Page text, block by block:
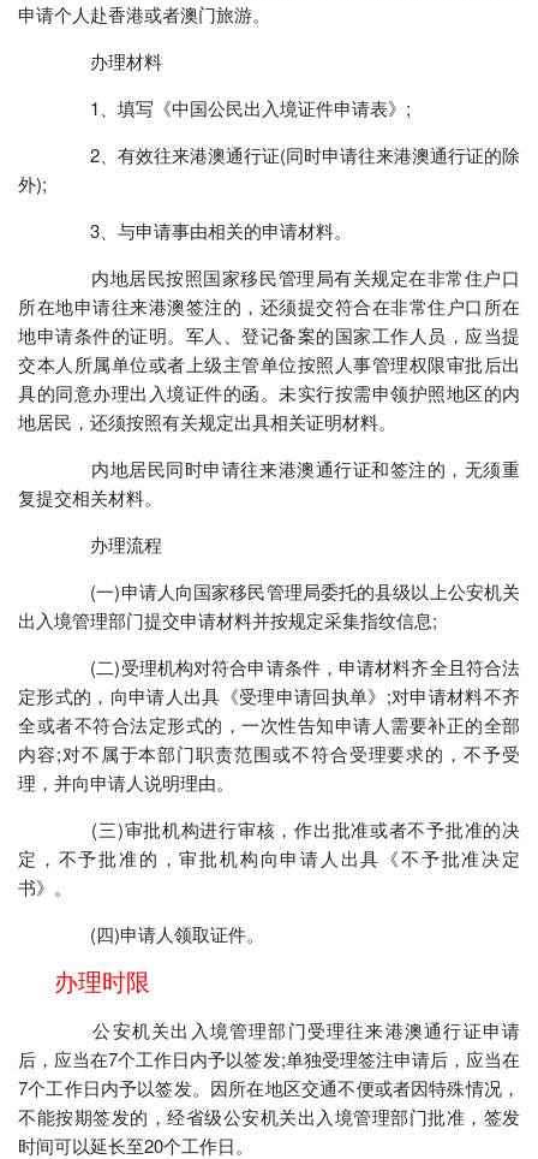
申请个人赴香港或者澳门旅游。
办理材料
1、填写《中国公民出入境证件申请表》;
2、有效往来港澳通行证(同时申请往来港澳通行证的除
外);
3、与申请事由相关的申请材料。
内地居民按照国家移民管理局有关规定在非常住户口
所在地申请往来港澳签注的，还须提交符合在非常住户口所在
地申请条件的证明。军人、登记备案的国家工作人员，应当提
交本人所属单位或者上级主管单位按照人事管理权限审批后出
具的同意办理出入境证件的函。未实行按需申领护照地区的内
地居民，还须按照有关规定出具相关证明材料。
内地居民同时申请往来港澳通行证和签注的，无须重
复提交相关材料。
办理流程
(一)申请人向国家移民管理局委托的县级以上公安机关
出入境管理部门提交申请材料并按规定采集指纹信息;
(二)受理机构对符合申请条件，申请材料齐全且符合法
定形式的，向申请人出具《受理申请回执单》;对申请材料不齐
全或者不符合法定形式的，一次性告知申请人需要补正的全部
内容;对不属于本部门职责范围或不符合受理要求的，不予受
理，并向申请人说明理由。
(三)审批机构进行审核，作出批准或者不予批准的决
定，不予批准的，审批机构向申请人出具《不予批准决定
书》。
(四)申请人领取证件。
办理时限
公安机关出入境管理部门受理往来港澳通行证申请
后，应当在7个工作日内予以签发;单独受理签注申请后，应当在
7个工作日内予以签发。因所在地区交通不便或者因特殊情况，
不能按期签发的，经省级公安机关出入境管理部门批准，签发
时间可以延长至20个工作日。